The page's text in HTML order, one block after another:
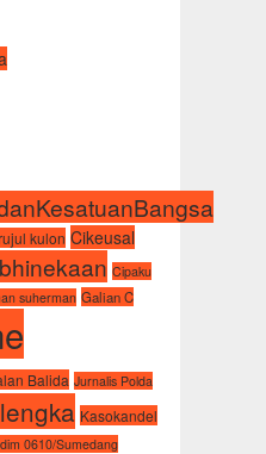
kulon Cikeusal
Cipaku
suherman Galian C
Balida Jurnalis Polda
Kasokandel
0610/Sumedang